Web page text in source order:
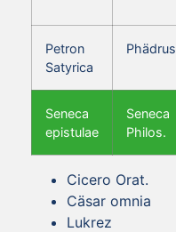
Petron
Satyrica
Phädrus
Seneca
epistulae
Seneca
Philos.
Cicero Orat.
Cäsar omnia
Lukrez